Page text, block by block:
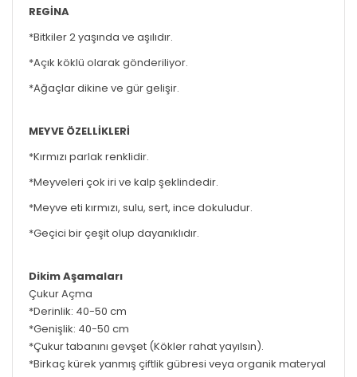
REGİNA
*Bitkiler 2 yaşında ve aşılıdır.
*Açık köklü olarak gönderiliyor.
*Ağaçlar dikine ve gür gelişir.
MEYVE ÖZELLİKLERİ
*Kırmızı parlak renklidir.
*Meyveleri çok iri ve kalp şeklindedir.
*Meyve eti kırmızı, sulu, sert, ince dokuludur.
*Geçici bir çeşit olup dayanıklıdır.
Dikim Aşamaları
Çukur Açma
*Derinlik: 40-50 cm
*Genişlik: 40-50 cm
*Çukur tabanını gevşet (Kökler rahat yayılsın).
*Birkaç kürek yanmış çiftlik gübresi veya organik materyal